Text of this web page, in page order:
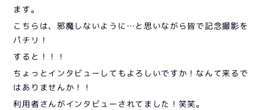
ます。
こちらは、邪魔しないように…と思いながら皆で記念撮影を
パチリ！
すると！！！
ちょっとインタビューしてもよろしいですか！なんて来るで
はありませんか！！
利用者さんがインタビューされてました！笑笑。